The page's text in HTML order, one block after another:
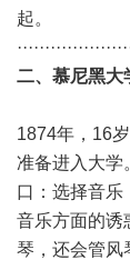
起。
二、慕尼黑大
1874年，16
准备进入大学
口：选择音乐
音乐方面的诱
琴，还会管风